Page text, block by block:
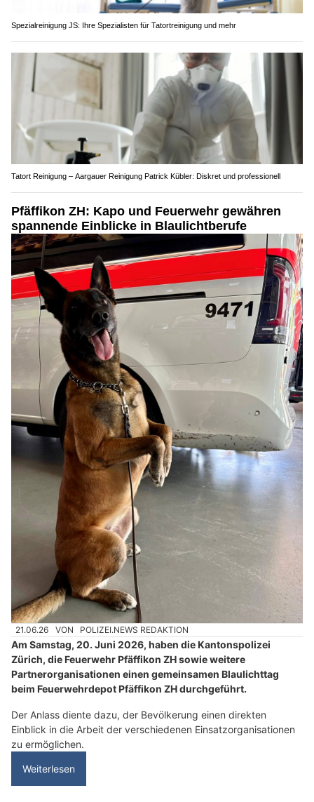
Spezialreinigung JS: Ihre Spezialisten für Tatortreinigung und mehr
Tatort Reinigung – Aargauer Reinigung Patrick Kübler: Diskret und professionell
Pfäffikon ZH: Kapo und Feuerwehr gewähren
spannende Einblicke in Blaulichtberufe
21.06.26 VON POLIZEI.NEWS REDAKTION
Am Samstag, 20. Juni 2026, haben die Kantonspolizei
Zürich, die Feuerwehr Pfäffikon ZH sowie weitere
Partnerorganisationen einen gemeinsamen Blaulichttag
beim Feuerwehrdepot Pfäffikon ZH durchgeführt.
Der Anlass diente dazu, der Bevölkerung einen direkten
Einblick in die Arbeit der verschiedenen Einsatzorganisationen
zu ermöglichen.
Weiterlesen